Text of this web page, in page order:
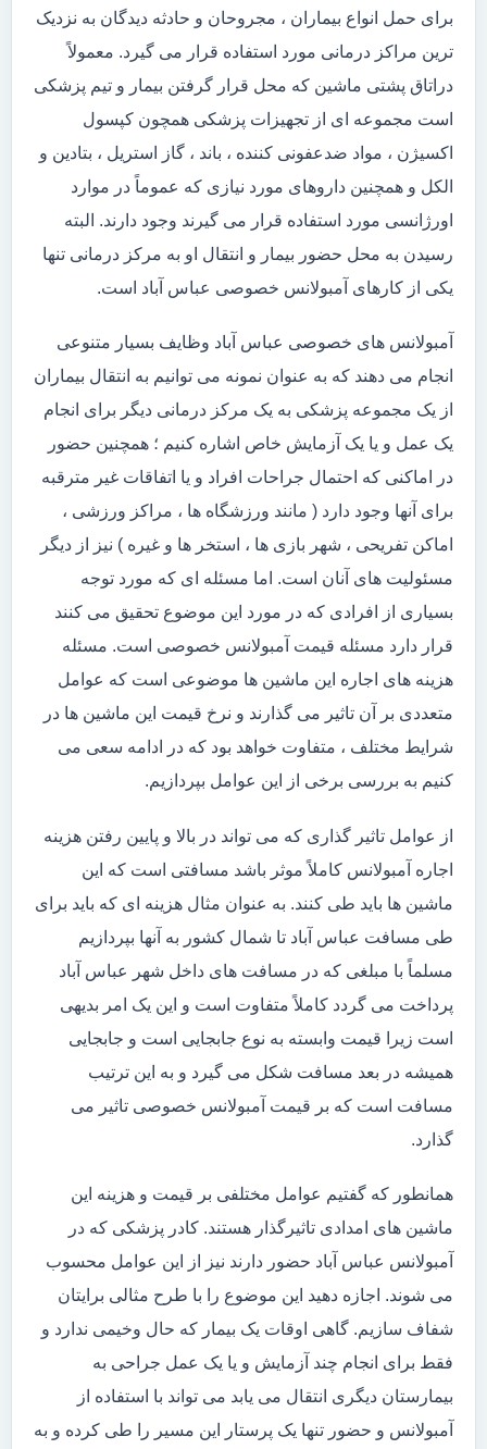
برای حمل انواع بیماران ، مجروحان و حادثه دیدگان به نزدیک
ترین مراکز درمانی مورد استفاده قرار می گیرد. معمولاً
دراتاق پشتی ماشین که محل قرار گرفتن بیمار و تیم پزشکی
است مجموعه ای از تجهیزات پزشکی همچون کپسول
اکسیژن ، مواد ضدعفونی کننده ، باند ، گاز استریل ، بتادین و
الکل و همچنین داروهای مورد نیازی که عموماً در موارد
اورژانسی مورد استفاده قرار می گیرند وجود دارند. البته
رسیدن به محل حضور بیمار و انتقال او به مرکز درمانی تنها
یکی از کارهای آمبولانس خصوصی عباس آباد است.
آمبولانس های خصوصی عباس آباد وظایف بسیار متنوعی
انجام می دهند که به عنوان نمونه می توانیم به انتقال بیماران
از یک مجموعه پزشکی به یک مرکز درمانی دیگر برای انجام
یک عمل و یا یک آزمایش خاص اشاره کنیم ؛ همچنین حضور
در اماکنی که احتمال جراحات افراد و یا اتفاقات غیر مترقبه
برای آنها وجود دارد ( مانند ورزشگاه ها ، مراکز ورزشی ،
اماکن تفریحی ، شهر بازی ها ، استخر ها و غیره ) نیز از دیگر
مسئولیت های آنان است. اما مسئله ای که مورد توجه
بسیاری از افرادی که در مورد این موضوع تحقیق می کنند
قرار دارد مسئله قیمت آمبولانس خصوصی است. مسئله
هزینه های اجاره این ماشین ها موضوعی است که عوامل
متعددی بر آن تاثیر می گذارند و نرخ قیمت این ماشین ها در
شرایط مختلف ، متفاوت خواهد بود که در ادامه سعی می
کنیم به بررسی برخی از این عوامل بپردازیم.
از عوامل تاثیر گذاری که می تواند در بالا و پایین رفتن هزینه
اجاره آمبولانس کاملاً موثر باشد مسافتی است که این
ماشین ها باید طی کنند. به عنوان مثال هزینه ای که باید برای
طی مسافت عباس آباد تا شمال کشور به آنها بپردازیم
مسلماً با مبلغی که در مسافت های داخل شهر عباس آباد
پرداخت می گردد کاملاً متفاوت است و این یک امر بدیهی
است زیرا قیمت وابسته به نوع جابجایی است و جابجایی
همیشه در بعد مسافت شکل می گیرد و به این ترتیب
مسافت است که بر قیمت آمبولانس خصوصی تاثیر می
گذارد.
همانطور که گفتیم عوامل مختلفی بر قیمت و هزینه این
ماشین های امدادی تاثیرگذار هستند. کادر پزشکی که در
آمبولانس عباس آباد حضور دارند نیز از این عوامل محسوب
می شوند. اجازه دهید این موضوع را با طرح مثالی برایتان
شفاف سازیم. گاهی اوقات یک بیمار که حال وخیمی ندارد و
فقط برای انجام چند آزمایش و یا یک عمل جراحی به
بیمارستان دیگری انتقال می یابد می تواند با استفاده از
آمبولانس و حضور تنها یک پرستار این مسیر را طی کرده و به